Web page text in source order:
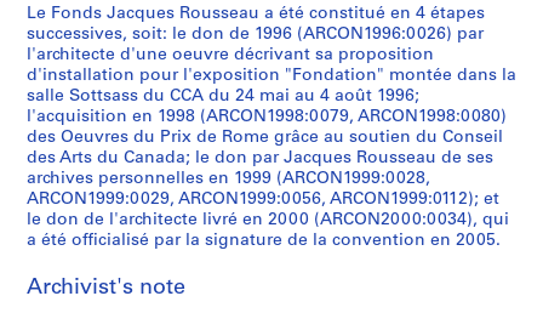
l
e
,
1
9
8
4
AP066.S3.D1
m
p
o
r
a
i
n
e
e
n
m
a
o
é
t
i
q
u
e
d
e
l
m
t
a
l
l
a
t
i
o
n
"
a
o
s
i
t
i
o
n
"
À
t
b
o
s
i
t
i
o
n
"
F
o
d
o
s
i
t
i
o
n
"
A
m
a
e
r
i
e
d
'
a
r
t
d
M
o
s
i
t
i
o
n
s
n
o
-
m
e
n
t
s
d
e
r
é
f
r
Le Fonds Jacques Rousseau a été constitué en 4 étapes
successives, soit: le don de 1996 (ARCON1996:0026) par
l'architecte d'une oeuvre décrivant sa proposition
d'installation pour l'exposition "Fondation" montée dans la
salle Sottsass du CCA du 24 mai au 4 août 1996;
l'acquisition en 1998 (ARCON1998:0079, ARCON1998:0080)
des Oeuvres du Prix de Rome grâce au soutien du Conseil
des Arts du Canada; le don par Jacques Rousseau de ses
archives personnelles en 1999 (ARCON1999:0028,
ARCON1999:0029, ARCON1999:0056, ARCON1999:0112); et
le don de l'architecte livré en 2000 (ARCON2000:0034), qui
a été officialisé par la signature de la convention en 2005.
Archivist's note